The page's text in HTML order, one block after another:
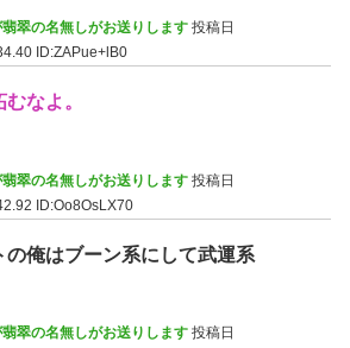
翠の名無しがお送りします 投稿日
ID:ZAPue+lB0
なよ。
翠の名無しがお送りします 投稿日
ID:Oo8OsLX70
の俺はブーン系にして武運系
翠の名無しがお送りします 投稿日